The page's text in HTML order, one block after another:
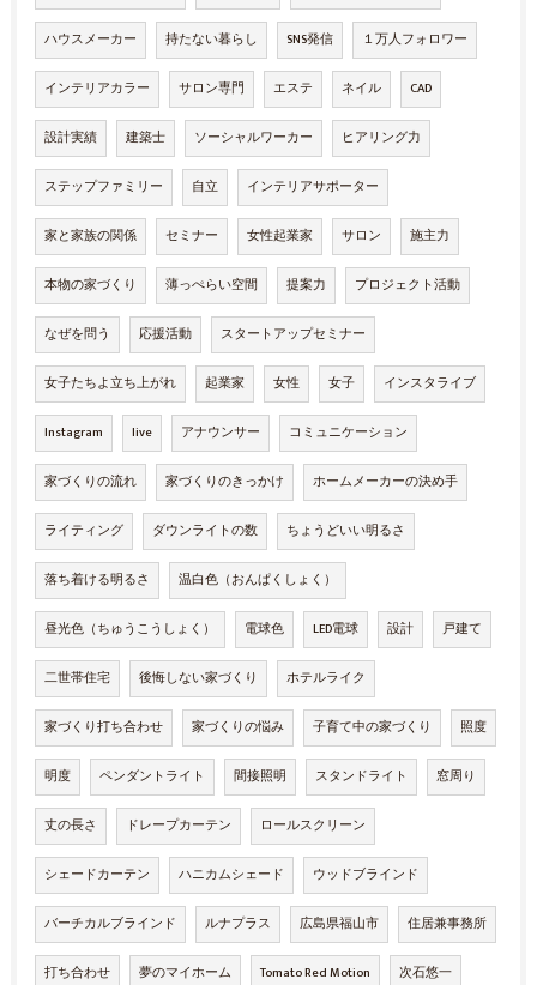
ハウスメーカー 持たない暮らし SNS発信 １万人フォロワー
インテリアカラー サロン専門 エステ ネイル CAD
設計実績 建築士 ソーシャルワーカー ヒアリング力
ステップファミリー 自立 インテリアサポーター
家と家族の関係 セミナー 女性起業家 サロン 施主力
本物の家づくり 薄っぺらい空間 提案力 プロジェクト活動
なぜを問う 応援活動 スタートアップセミナー
女子たちよ立ち上がれ 起業家 女性 女子 インスタライブ
Instagram live アナウンサー コミュニケーション
家づくりの流れ 家づくりのきっかけ ホームメーカーの決め手
ライティング ダウンライトの数 ちょうどいい明るさ
落ち着ける明るさ 温白色（おんぱくしょく）
昼光色（ちゅうこうしょく） 電球色 LED電球 設計 戸建て
二世帯住宅 後悔しない家づくり ホテルライク
家づくり打ち合わせ 家づくりの悩み 子育て中の家づくり 照度
明度 ペンダントライト 間接照明 スタンドライト 窓周り
丈の長さ ドレープカーテン ロールスクリーン
シェードカーテン ハニカムシェード ウッドブラインド
バーチカルブラインド ルナプラス 広島県福山市 住居兼事務所
打ち合わせ 夢のマイホーム Tomato Red Motion 次石悠一